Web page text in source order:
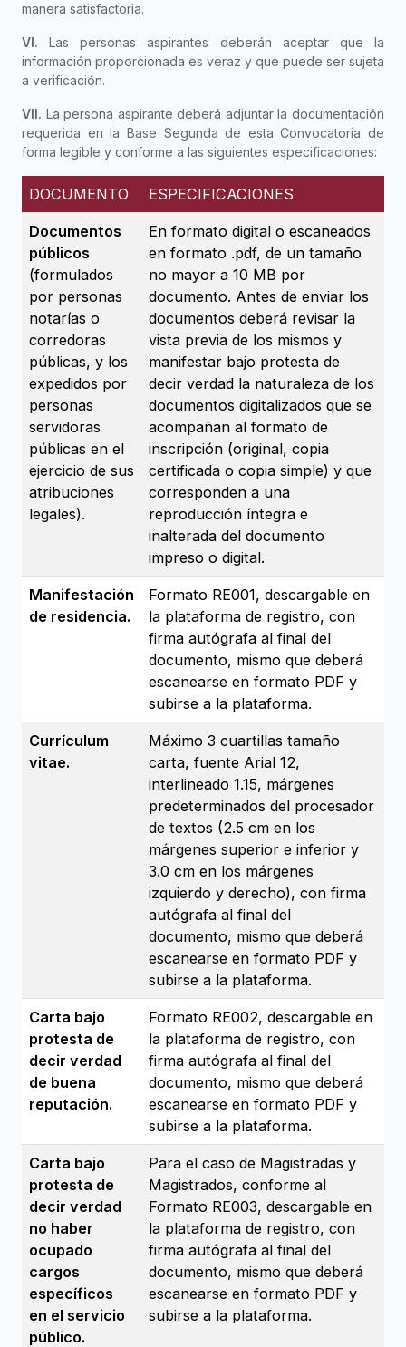
manera satisfactoria.
VI. Las personas aspirantes deberán aceptar que la
información proporcionada es veraz y que puede ser sujeta
a verificación.
VII. La persona aspirante deberá adjuntar la documentación
requerida en la Base Segunda de esta Convocatoria de
forma legible y conforme a las siguientes especificaciones:
DOCUMENTO ESPECIFICACIONES
Documentos
públicos
(formulados
por personas
notarías o
corredoras
públicas, y los
expedidos por
personas
servidoras
públicas en el
ejercicio de sus
atribuciones
legales).
En formato digital o escaneados
en formato .pdf, de un tamaño
no mayor a 10 MB por
documento. Antes de enviar los
documentos deberá revisar la
vista previa de los mismos y
manifestar bajo protesta de
decir verdad la naturaleza de los
documentos digitalizados que se
acompañan al formato de
inscripción (original, copia
certificada o copia simple) y que
corresponden a una
reproducción íntegra e
inalterada del documento
impreso o digital.
Manifestación
de residencia.
Formato RE001, descargable en
la plataforma de registro, con
firma autógrafa al final del
documento, mismo que deberá
escanearse en formato PDF y
subirse a la plataforma.
Currículum
vitae.
Máximo 3 cuartillas tamaño
carta, fuente Arial 12,
interlineado 1.15, márgenes
predeterminados del procesador
de textos (2.5 cm en los
márgenes superior e inferior y
3.0 cm en los márgenes
izquierdo y derecho), con firma
autógrafa al final del
documento, mismo que deberá
escanearse en formato PDF y
subirse a la plataforma.
Carta bajo
protesta de
decir verdad
de buena
reputación.
Formato RE002, descargable en
la plataforma de registro, con
firma autógrafa al final del
documento, mismo que deberá
escanearse en formato PDF y
subirse a la plataforma.
Carta bajo
protesta de
decir verdad
no haber
ocupado
cargos
específicos
en el servicio
público.
Para el caso de Magistradas y
Magistrados, conforme al
Formato RE003, descargable en
la plataforma de registro, con
firma autógrafa al final del
documento, mismo que deberá
escanearse en formato PDF y
subirse a la plataforma.